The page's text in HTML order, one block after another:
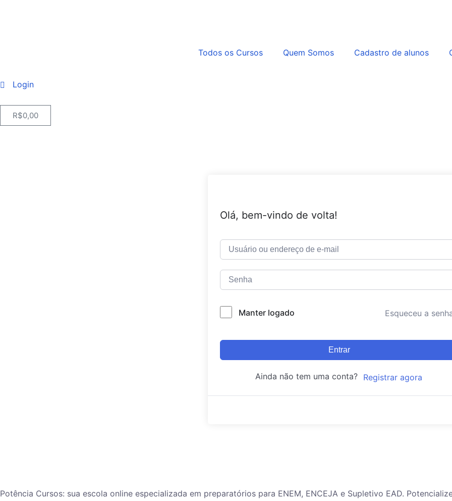
Todos os Cursos Quem Somos Cadastro de alunos
Login
R$0,00
Olá, bem-vindo de volta!
Manter logado Esqueceu a
Entrar
Ainda não tem uma conta? Registrar agora
Potência Cursos: sua escola online especializada em preparatórios para ENEM, ENCEJA e Supletivo EAD.